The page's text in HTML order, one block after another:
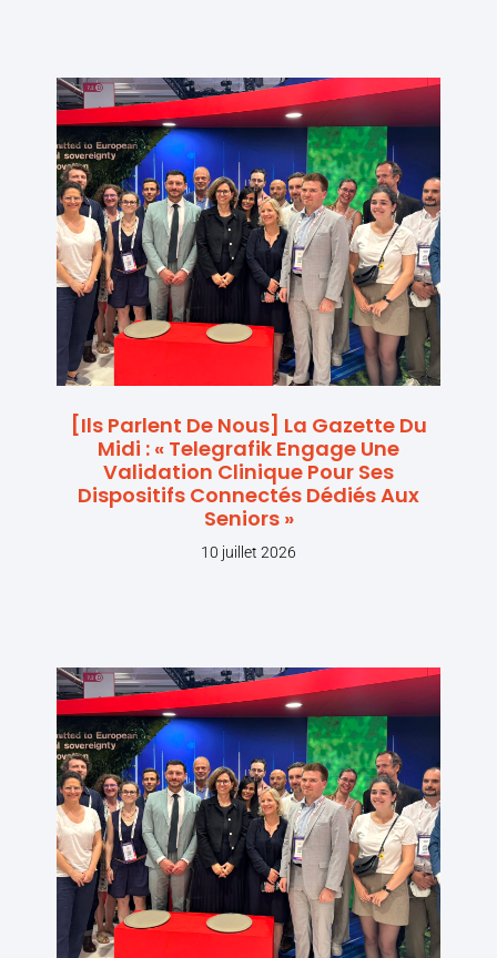
[Ils Parlent De Nous] La Gazette Du
Midi : « Telegrafik Engage Une
Validation Clinique Pour Ses
Dispositifs Connectés Dédiés Aux
Seniors »
10 juillet 2026